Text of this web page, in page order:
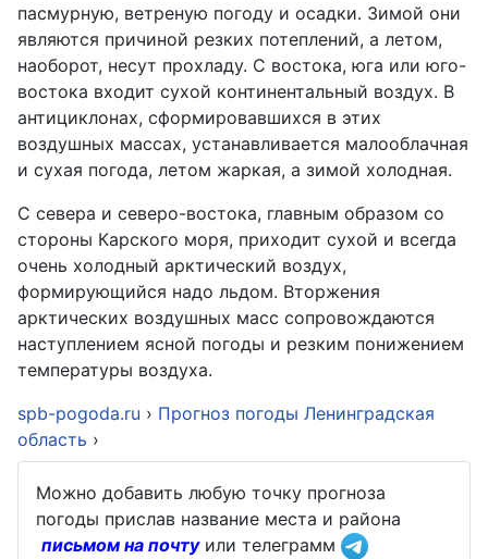
пасмурную, ветреную погоду и осадки. Зимой они
являются причиной резких потеплений, а летом,
наоборот, несут прохладу. С востока, юга или юго-
востока входит сухой континентальный воздух. В
антициклонах, сформировавшихся в этих
воздушных массах, устанавливается малооблачная
и сухая погода, летом жаркая, а зимой холодная.
С севера и северо-востока, главным образом со
стороны Карского моря, приходит сухой и всегда
очень холодный арктический воздух,
формирующийся надо льдом. Вторжения
арктических воздушных масс сопровождаются
наступлением ясной погоды и резким понижением
температуры воздуха.
spb-pogoda.ru › Прогноз погоды Ленинградская
область ›
Можно добавить любую точку прогноза
погоды прислав название места и района
письмом на почтуили телеграмм